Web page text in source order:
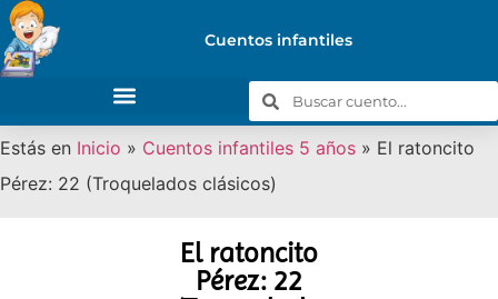
Cuentos infantiles
Estás en Inicio » Cuentos infantiles 5 años » El ratoncito
Pérez: 22 (Troquelados clásicos)
El ratoncito
Pérez: 22